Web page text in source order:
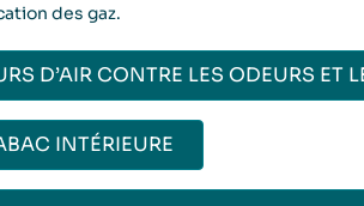
des gaz.
D’AIR CONTRE LES ODEURS ET
INTÉRIEURE